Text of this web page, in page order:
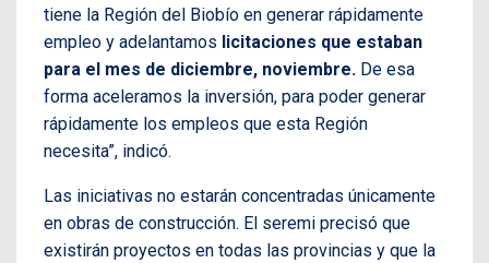
tiene la Región del Biobío en generar rápidamente
empleo y adelantamos licitaciones que estaban
para el mes de diciembre, noviembre. De esa
forma aceleramos la inversión, para poder generar
rápidamente los empleos que esta Región
necesita”, indicó.
Las iniciativas no estarán concentradas únicamente
en obras de construcción. El seremi precisó que
existirán proyectos en todas las provincias y que la